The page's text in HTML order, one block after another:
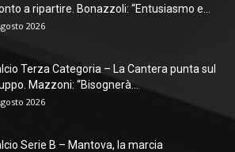
a ripartire. Bonazzoli: “Entusiasmo e...
2026
Terza Categoria – La Cantera punta sul
Mazzoni: “Bisognerà...
2026
Serie B – Mantova, la marcia